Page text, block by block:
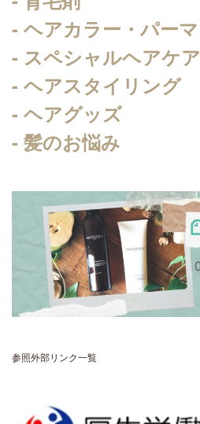
- ヘアカラー・パーマ
- スペシャルヘアケア
- ヘアスタイリング
- ヘアグッズ
- 髪のお悩み
参照外部リンク一覧